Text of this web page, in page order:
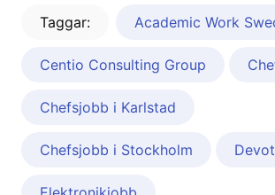
Taggar: Academic Work
Centio Consulting Group
Chefsjobb i Karlstad
Chefsjobb i Stockholm